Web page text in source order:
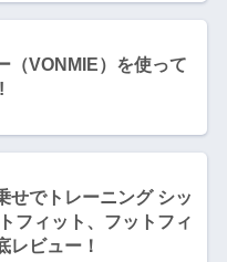
（VONMIE）を使って
せでトレーニング シッ
フィット、フットフィ
レビュー！